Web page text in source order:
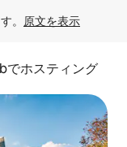
。 原文を表示
でホスティング